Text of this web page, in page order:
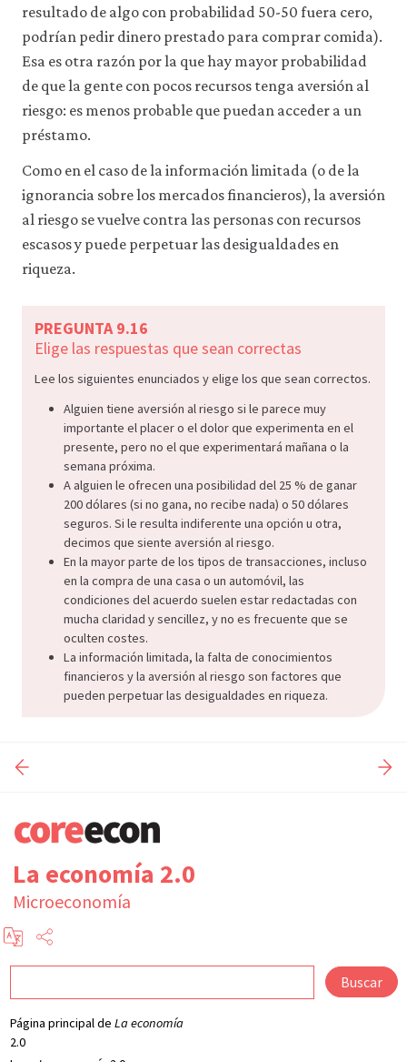
resultado de algo con probabilidad 50-50 fuera cero,
podrían pedir dinero prestado para comprar comida).
Esa es otra razón por la que hay mayor probabilidad
de que la gente con pocos recursos tenga aversión al
riesgo: es menos probable que puedan acceder a un
préstamo.
Como en el caso de la información limitada (o de la
ignorancia sobre los mercados financieros), la aversión
al riesgo se vuelve contra las personas con recursos
escasos y puede perpetuar las desigualdades en
riqueza.
PREGUNTA 9.16
Elige las respuestas que sean correctas
Lee los siguientes enunciados y elige los que sean correctos.
Alguien tiene aversión al riesgo si le parece muy
importante el placer o el dolor que experimenta en el
presente, pero no el que experimentará mañana o la
semana próxima.
A alguien le ofrecen una posibilidad del 25 % de ganar
200 dólares (si no gana, no recibe nada) o 50 dólares
seguros. Si le resulta indiferente una opción u otra,
decimos que siente aversión al riesgo.
En la mayor parte de los tipos de transacciones, incluso
en la compra de una casa o un automóvil, las
condiciones del acuerdo suelen estar redactadas con
mucha claridad y sencillez, y no es frecuente que se
oculten costes.
La información limitada, la falta de conocimientos
financieros y la aversión al riesgo son factores que
pueden perpetuar las desigualdades en riqueza.
La economía 2.0
Microeconomía
Página principal de La economía
2.0